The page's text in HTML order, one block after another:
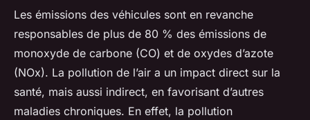
Les émissions des véhicules sont en revanche
responsables de plus de 80 % des émissions de
monoxyde de carbone (CO) et de oxydes d’azote
(NOx). La pollution de l’air a un impact direct sur la
santé, mais aussi indirect, en favorisant d’autres
maladies chroniques. En effet, la pollution